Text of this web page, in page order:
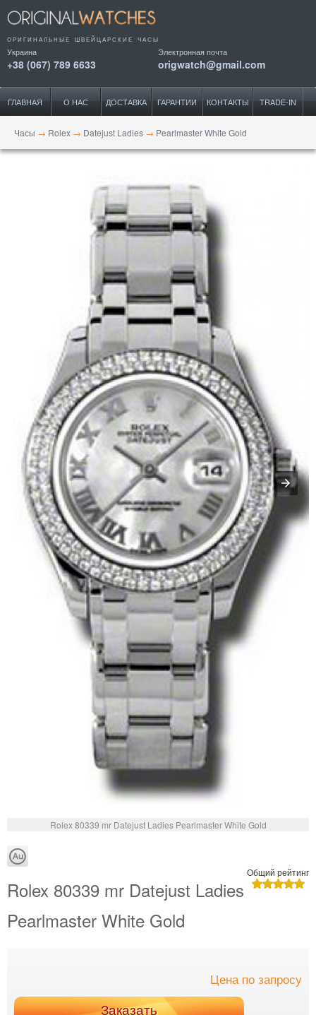
ОРИГИНАЛЬНЫЕ ШВЕЙЦАРСКИЕ ЧАСЫ
Украина
+38 (067) 789 6633
Электронная почта
origwatch@gmail.com
ГЛАВНАЯ О НАС ДОСТАВКА ГАРАНТИИ КОНТАКТЫ TRADE-IN
Часы → Rolex → Datejust Ladies → Pearlmaster White Gold
Rolex 80339 mr Datejust Ladies Pearlmaster White Gold
Общий рейтинг
Rolex 80339 mr Datejust Ladies
Pearlmaster White Gold
Цена по запросу
Заказать